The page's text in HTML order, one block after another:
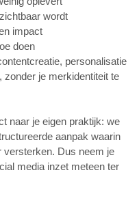
wordt
impact
doen
personalisatie
zonder je merkidentiteit te
naar je eigen praktijk: we
aanpak waarin
versterken. Dus neem je
media inzet meteen ter